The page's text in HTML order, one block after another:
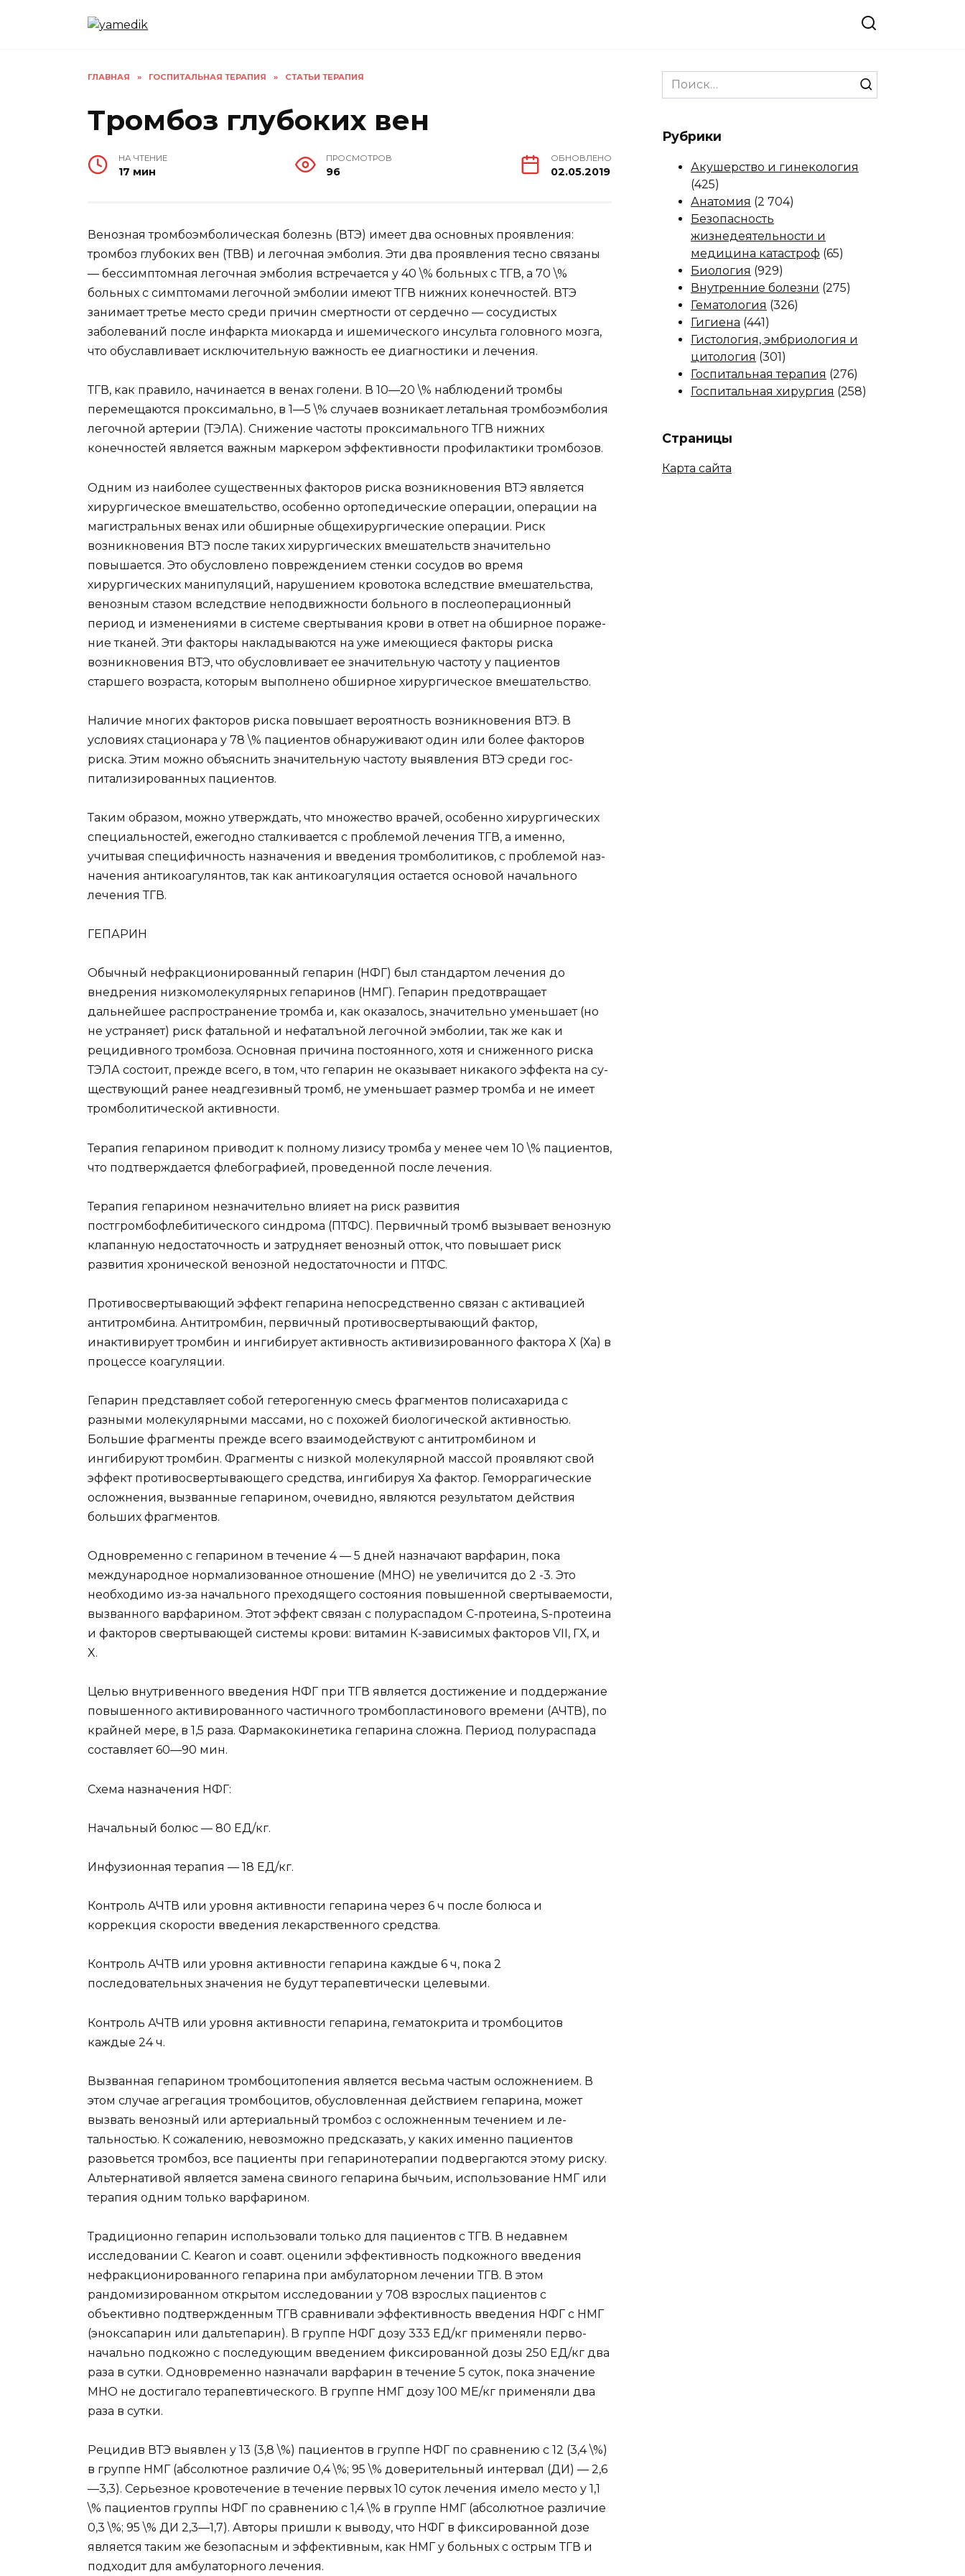
ГЛАВНАЯ » ГОСПИТАЛЬНАЯ ТЕРАПИЯ » СТАТЬИ ТЕРАПИЯ
Тромбоз глубоких вен
НА ЧТЕНИЕ
17 мин
ПРОСМОТРОВ
96
ОБНОВЛЕНО
02.05.2019
Венозная тромбоэмболическая болезнь (ВТЭ) имеет два основных проявления:
тромбоз глубо­ких вен (ТВВ) и легочная эмболия. Эти два проявления тесно связаны
— бессимптомная ле­гочная эмболия встречается у 40 \% больных с ТГВ, а 70 \%
больных с симптомами легочной эмболии имеют ТГВ нижних конечностей. ВТЭ
зани­мает третье место среди причин смертности от сердечно — сосудистых
заболеваний после инфар­кта миокарда и ишемического инсульта головного мозга,
что обуславливает исключительную важ­ность ее диагностики и лечения.
ТГВ, как правило, начинается в венах голени. В 10—20 \% наблюдений тромбы
перемещаются проксимально, в 1—5 \% случаев возникает леталь­ная тромбоэмболия
легочной артерии (ТЭЛА). Снижение частоты проксимального ТГВ нижних
конечностей является важным маркером эффек­тивности профилактики тромбозов.
Одним из наиболее существенных факторов риска возникновения ВТЭ является
хирургичес­кое вмешательство, особенно ортопедические операции, операции на
магистральных венах или обширные общехирургические операции. Риск
возникновения ВТЭ после таких хирургических вмешательств значительно
повышается. Это обус­ловлено повреждением стенки сосудов во время
хирургических манипуляций, нарушением крово­тока вследствие вмешательства,
венозным стазом вследствие неподвижности больного в послеопе­рационный
период и изменениями в системе свертывания крови в ответ на обширное пораже­
ние тканей. Эти факторы накладываются на уже имеющиеся факторы риска
возникновения ВТЭ, что обусловливает ее значительную частоту у па­циентов
старшего возраста, которым выполнено обширное хирургическое вмешательство.
Наличие многих факторов риска повышает ве­роятность возникновения ВТЭ. В
условиях стаци­онара у 78 \% пациентов обнаруживают один или более факторов
риска. Этим можно объяснить значительную частоту выявления ВТЭ среди гос­
питализированных пациентов.
Таким образом, можно утверждать, что множес­тво врачей, особенно хирургических
специальнос­тей, ежегодно сталкивается с проблемой лечения ТГВ, а именно,
учитывая специфичность назначе­ния и введения тромболитиков, с проблемой наз­
начения антикоагулянтов, так как антикоагуля­ция остается основой начального
лечения ТГВ.
ГЕПАРИН
Обычный нефракционированный гепарин (НФГ) был стандартом лечения до
внедрения низ­комолекулярных гепаринов (НМГ). Гепарин пре­дотвращает
дальнейшее распространение тромба и, как оказалось, значительно уменьшает (но
не устраняет) риск фатальной и нефаталъной легочной эмболии, так же как и
рецидивного тромбоза. Основная причина постоянного, хотя и снижен­ного риска
ТЭЛА состоит, прежде всего, в том, что гепарин не оказывает никакого эффекта на су­
ществующий ранее неадгезивный тромб, не уменьшает размер тромба и не имеет
тромболитической активности.
Терапия гепарином приводит к полному лизису тромба у менее чем 10 \% пациентов,
что подтвер­ждается флебографией, проведенной после лече­ния.
Терапия гепарином незначительно влияет на риск развития
постгромбофлебитического син­дрома (ПТФС). Первичный тромб вызывает ве­нозную
клапанную недостаточность и затрудняет венозный отток, что повышает риск
развития хро­нической венозной недостаточности и ПТФС.
Противосвертывающий эффект гепарина не­посредственно связан с активацией
антитромби­на. Антитромбин, первичный противосвертываю­щий фактор,
инактивирует тромбин и ингибирует активность активизированного фактора X (Ха) в
процессе коагуляции.
Гепарин представляет собой гетерогенную смесь фрагментов полисахарида с
разными молекуляр­ными массами, но с похожей биологической ак­тивностью.
Большие фрагменты прежде всего вза­имодействуют с антитромбином и
ингибируют тромбин. Фрагменты с низкой молекулярной мас­сой проявляют свой
эффект противосвертывающего средства, ингибируя Ха фактор. Геморраги­ческие
осложнения, вызванные гепарином, оче­видно, являются результатом действия
больших фрагментов.
Одновременно с гепарином в течение 4 — 5 дней назначают варфарин, пока
международное нор­мализованное отношение (МНО) не увеличится до 2 -3. Это
необходимо из-за начального прехо­дящего состояния повышенной свертываемости,
вызванного варфарином. Этот эффект связан с полураспадом С-протеина, S-протеина
и факто­ров свертывающей системы крови: витамин К-зависимых факторов VII, ГХ, и
X.
Целью внутривенного введения НФГ при ТГВ является достижение и поддержание
повышенно­го активированного частичного тромбопластинового времени (АЧТВ), по
крайней мере, в 1,5 раза. Фармакокинетика гепарина сложна. Период по­лураспада
составляет 60—90 мин.
Схема назначения НФГ:
Начальный болюс — 80 ЕД/кг.
Инфузионная терапия — 18 ЕД/кг.
Контроль АЧТВ или уровня активности гепари­на через 6 ч после болюса и
коррекция скорости введения лекарственного средства.
Контроль АЧТВ или уровня активности гепари­на каждые 6 ч, пока 2
последовательных значения не будут терапевтически целевыми.
Контроль АЧТВ или уровня активности гепари­на, гематокрита и тромбоцитов
каждые 24 ч.
Вызванная гепарином тромбоцитопения явля­ется весьма частым осложнением. В
этом случае агрегация тромбоцитов, обусловленная действием гепарина, может
вызвать венозный или артери­альный тромбоз с осложненным течением и ле­
тальностью. К сожалению, невозможно предска­зать, у каких именно пациентов
разовьется тром­боз, все пациенты при гепаринотерапии подверга­ются этому риску.
Альтернативой является замена свиного гепарина бычьим, использование НМГ или
терапия одним только варфарином.
Традиционно гепарин использовали только для пациентов с ТГВ. В недавнем
исследовании C. Kearon и соавт. оценили эффективность под­кожного введения
нефракционированного гепа­рина при амбулаторном лечении ТГВ. В этом
рандомизированном открытом исследовании у 708 взрослых пациентов с
объективно подтвер­жденным ТГВ сравнивали эффективность введе­ния НФГ с НМГ
(эноксапарин или дальтепарин). В группе НФГ дозу 333 ЕД/кг применяли перво­
начально подкожно с последующим введением фиксированной дозы 250 ЕД/кг два
раза в сутки. Одновременно назначали варфарин в течение 5 суток, пока значение
МНО не достигало тера­певтического. В группе НМГ дозу 100 МЕ/кг при­меняли два
раза в сутки.
Рецидив ВТЭ выявлен у 13 (3,8 \%) пациентов в группе НФГ по сравнению с 12 (3,4 \%)
в группе НМГ (абсолютное различие 0,4 \%; 95 \% довери­тельный интервал (ДИ) — 2,6
—3,3). Серьезное кровотечение в течение первых 10 суток лечения имело место у 1,1
\% пациентов группы НФГ по сравнению с 1,4 \% в группе НМГ (абсолютное раз­личие
0,3 \%; 95 \% ДИ 2,3—1,7). Авторы пришли к выводу, что НФГ в фиксированной дозе
является таким же безопасным и эффективным, как НМГ у больных с острым ТГВ и
подходит для амбулатор­ного лечения.
Search
for:
Рубрики
Акушерство и гинекология
(425)
Анатомия (2 704)
Безопасность
жизнедеятельности и
медицина катастроф (65)
Биология (929)
Внутренние болезни (275)
Гематология (326)
Гигиена (441)
Гистология, эмбриология и
цитология (301)
Госпитальная терапия (276)
Госпитальная хирургия (258)
Страницы
Карта сайта